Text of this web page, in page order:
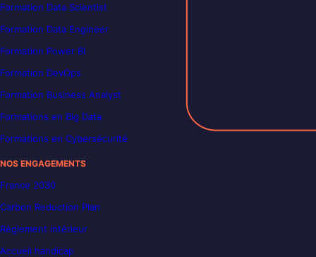
Formation Data Scientist
Formation Data Engineer
Formation Power BI
Formation DevOps
Formation Business Analyst
Formations en Big Data
Formations en Cybersécurité
NOS ENGAGEMENTS
France 2030
Carbon Reduction Plan
Règlement intérieur
Accueil handicap